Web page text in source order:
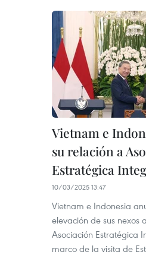
Vietnam e
su relación a
Estratégica
10/03/2025 13:47
Vietnam e Indonesia
elevación de sus nexos
Asociación Estratégica
marco de la visita de